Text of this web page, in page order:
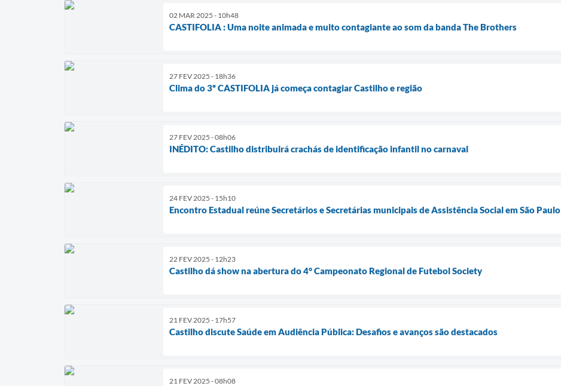
02 MAR 2025 - 10h48
CASTIFOLIA : Uma noite animada e muito contagiante ao som da banda The Brothers
27 FEV 2025 - 18h36
Clima do 3º CASTIFOLIA já começa contagiar Castilho e região
27 FEV 2025 - 08h06
INÉDITO: Castilho distribuirá crachás de identificação infantil no carnaval
24 FEV 2025 - 15h10
Encontro Estadual reúne Secretários e Secretárias municipais de Assistência Social em São Paulo
22 FEV 2025 - 12h23
Castilho dá show na abertura do 4° Campeonato Regional de Futebol Society
21 FEV 2025 - 17h57
Castilho discute Saúde em Audiência Pública: Desafios e avanços são destacados
21 FEV 2025 - 08h08